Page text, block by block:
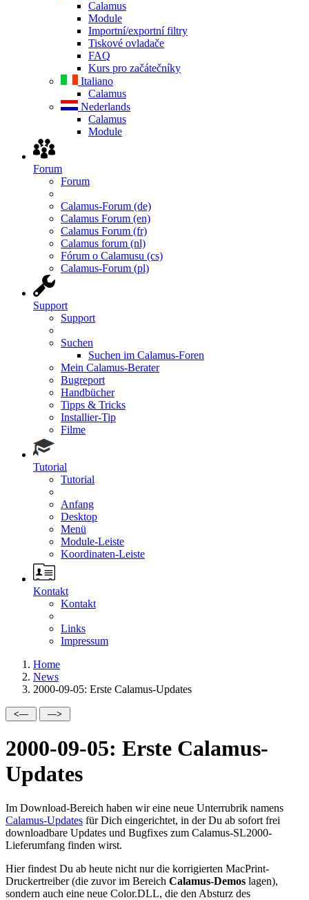
Calamus
Module
Importní/exportní filtry
Tiskové ovladače
FAQ
Kurs pro začátečníky
Italiano
Calamus
Nederlands
Calamus
Module
Forum
Forum
Calamus-Forum (de)
Calamus Forum (en)
Calamus Forum (fr)
Calamus forum (nl)
Fórum o Calamusu (cs)
Calamus-Forum (pl)
Support
Support
Suchen
Suchen im Calamus-Foren
Mein Calamus-Berater
Bugreport
Handbücher
Tipps & Tricks
Installier-Tip
Filme
Tutorial
Tutorial
Anfang
Desktop
Menü
Module-Leiste
Koordinaten-Leiste
Kontakt
Kontakt
Links
Impressum
Home
News
2000-09-05: Erste Calamus-Updates
2000-09-05: Erste Calamus-
Updates
Im Download-Bereich haben wir eine neue Unterrubrik namens
Calamus-Updates für Dich eingerichtet, in der Du ab sofort frei
downloadbare Updates und Bugfixes zum Calamus-SL2000-
Lieferumfang finden wirst.
Hier findest Du ab heute nicht nur die korrigierten MacPrint-
Druckertreiber (die zuvor im Bereich Calamus-Demos lagen),
sondern auch eine neue Color.DLL, die den Absturz des